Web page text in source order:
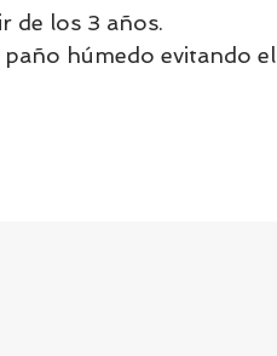
de los 3 años.
húmedo evitando el